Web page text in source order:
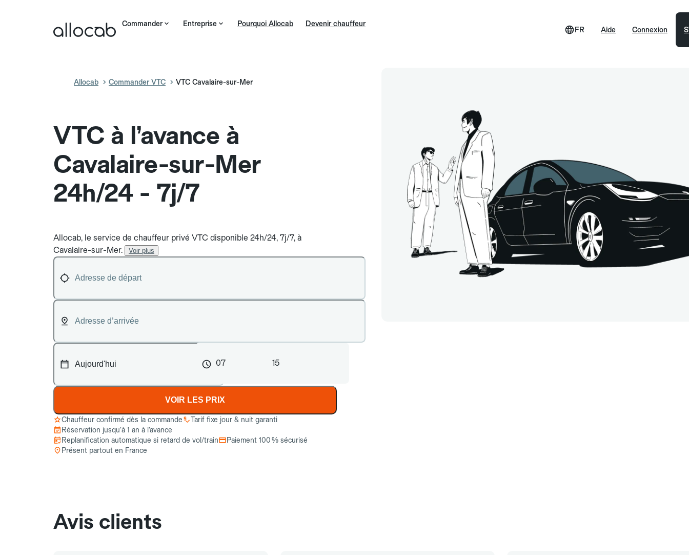
Commander Entreprise Pourquoi Allocab Devenir chauffeur
Aide
FR Connexion
Allocab Commander VTC VTC Cavalaire-sur-Mer
VTC à l’avance à
Cavalaire-sur-Mer
24h/24 - 7j/7
Allocab, le service de chauffeur privé VTC disponible 24h/24, 7j/7, à
Cavalaire-sur-Mer.
Voir plus
07 15
VOIR LES PRIX
Chauffeur confirmé dès la commande
Tarif fixe jour & nuit garanti
Réservation jusqu’à 1 an à l’avance
Replanification automatique si retard de vol/train
Paiement 100 % sécurisé
Présent partout en France
Avis clients